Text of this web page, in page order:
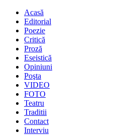
Acasă
Editorial
Poezie
Critică
Proză
Eseistică
Opiniuni
Poşta
VIDEO
FOTO
Teatru
Traditii
Contact
Interviu